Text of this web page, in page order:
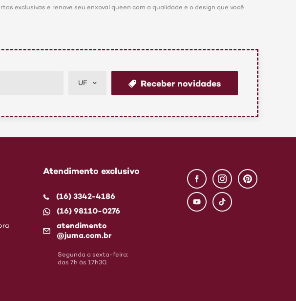
exclusivas e renove seu enxoval queen com a qualidade e o design que você
UF Receber novidades
Atendimento exclusivo
(16) 3342-4186
(16) 98110-0276
atendimento
@juma.com.br
Segunda a sexta-feira:
das 7h às 17h30.